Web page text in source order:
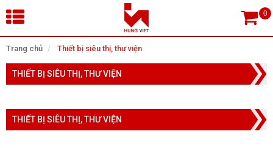
Trang chủ Thiết bị siêu thị, thư viện
THIẾT BỊ SIÊU THỊ, THƯ VIỆN
THIẾT BỊ SIÊU THỊ, THƯ VIỆN
×
Tìm theo danh mục